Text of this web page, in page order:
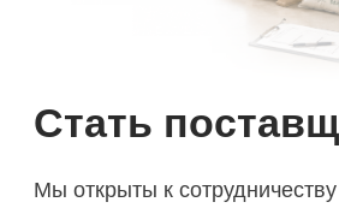
Стать
Мы открыты к